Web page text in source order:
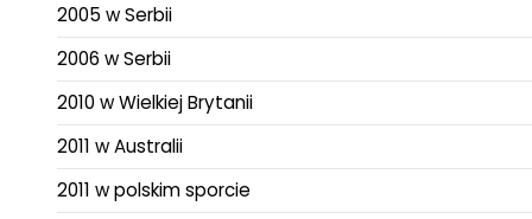
2005 w Serbii
2006 w Serbii
2010 w Wielkiej Brytanii
2011 w Australii
2011 w polskim sporcie